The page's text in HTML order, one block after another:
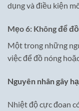
dụng và điều kiện
Mẹo 6: Không để
Một trong những
việc để đồ nóng
Nguyên nhân gây
Nhiệt độ cực đoan